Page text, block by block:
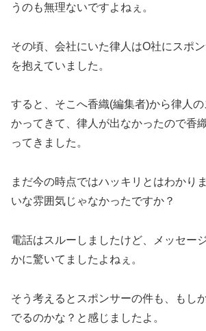
うのも無理ないですよねぇ。
その頃、会社にいた律人はO社にスポ
を抱えていました。
すると、そこへ香織(編集者)から律人
かってきて、律人が出なかったので香
ってきました。
まだ今の時点ではハッキリとはわかり
いな雰囲気じゃなかったですか？
電話はスルーしましたけど、メッセー
かに驚いてましたよねぇ。
そう考えるとスポンサーの件も、もし
でるのかな？と感じましたよ。